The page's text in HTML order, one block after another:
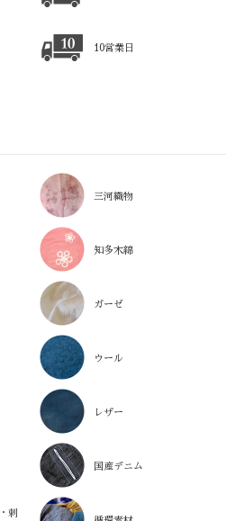
10営業日
三河織物
知多木綿
ガーゼ
ウール
レザー
国産デニム
刺